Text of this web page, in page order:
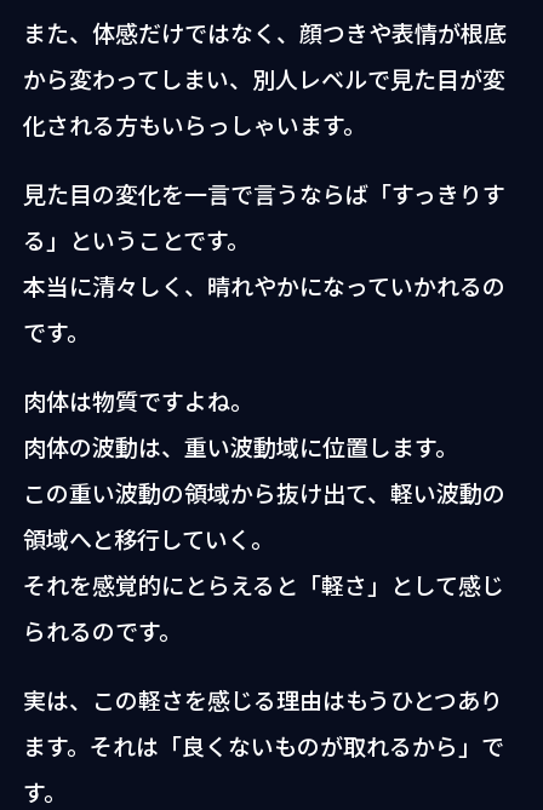
また、体感だけではなく、顔つきや表情が根底
から変わってしまい、別人レベルで見た目が変
化される方もいらっしゃいます。
見た目の変化を一言で言うならば「すっきりす
る」ということです。
本当に清々しく、晴れやかになっていかれるの
です。
肉体は物質ですよね。
肉体の波動は、重い波動域に位置します。
この重い波動の領域から抜け出て、軽い波動の
領域へと移行していく。
それを感覚的にとらえると「軽さ」として感じ
られるのです。
実は、この軽さを感じる理由はもうひとつあり
ます。それは「良くないものが取れるから」で
す。